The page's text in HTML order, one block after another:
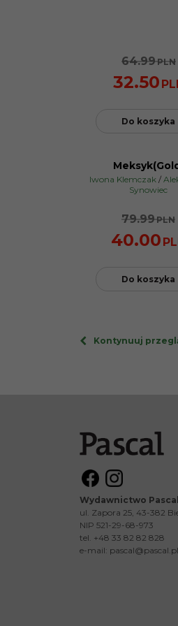
64.99PLN
32.50
Do koszyka
Iwona Klemczak /
Synowiec
79.99PLN
40.00
Do koszyka
Kontynuuj
Wydawnictwo
ul. Zapora 25, 43-382
NIP 521-29-68-973
tel. +48 33 82 82 828
e-mail: pascal@pascal.pl